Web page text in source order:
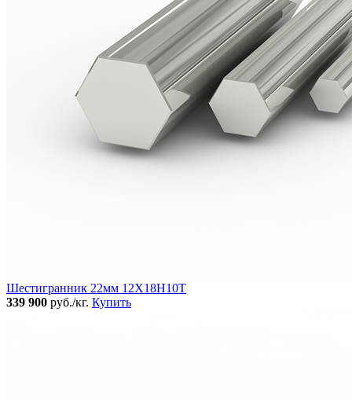
Шестигранник 22мм 12Х18Н10Т
339 900 руб./кг. Купить